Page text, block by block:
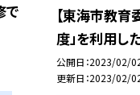
で
【東海市教育
度」を利用し
公開日 2023/02/
更新日 2023/02/